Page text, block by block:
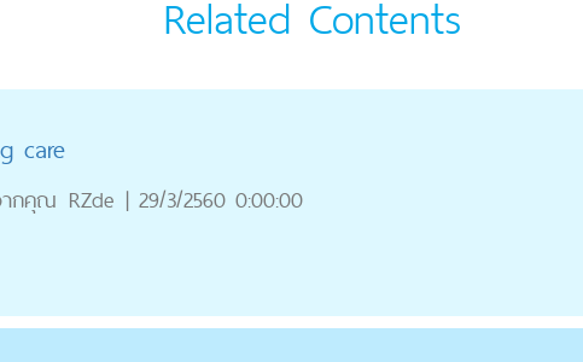
Related Contents
care
กคุณ RZde | 29/3/2560 0:00:00